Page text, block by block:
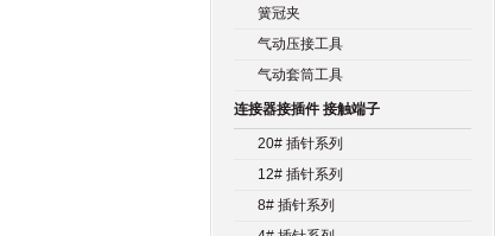
簧冠夹
气动压接工具
气动套筒工具
连接器接插件 接触端子
20# 插针系列
12# 插针系列
8# 插针系列